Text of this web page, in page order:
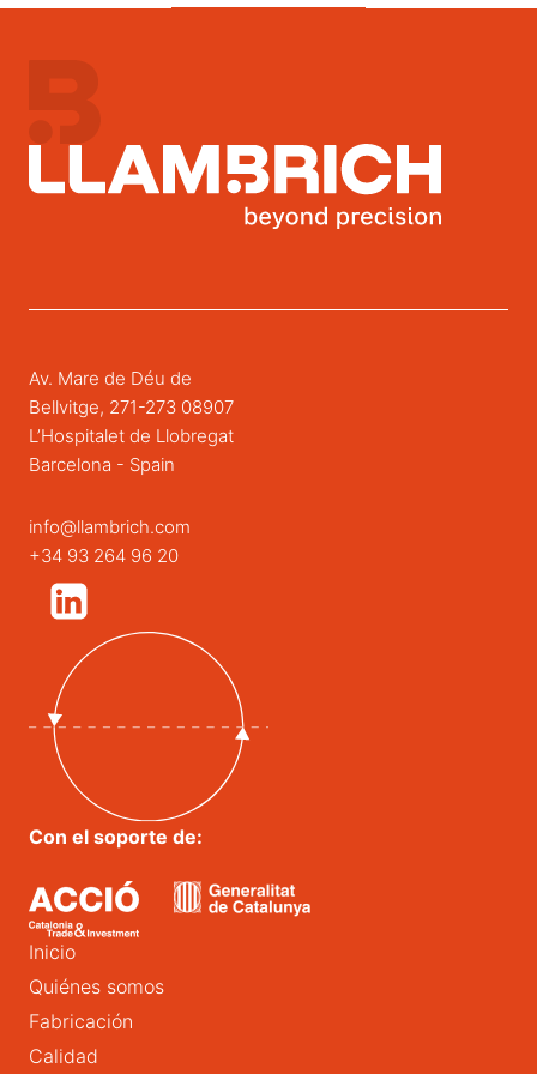
Av. Mare de Déu de
Bellvitge, 271-273 08907
L’Hospitalet de Llobregat
Barcelona - Spain
info@llambrich.com
+34 93 264 96 20
Con el soporte de:
Inicio
Quiénes somos
Fabricación
Calidad